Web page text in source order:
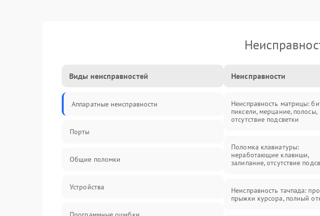
Виды неисправностей
Аппаратные неисправности
Порты
Общие поломки
Устройства
Неисправности
Неисправность матрицы:
пиксели, мерцание, полосы,
отсутствие подсветки
Поломка клавиатуры:
неработающие клавиши,
залипание, отсутствие
Неисправность тачпада:
прыжки курсора, полный